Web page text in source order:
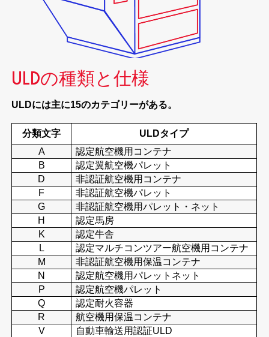
ULDの種類と仕様
ULDには主に15のカテゴリーがある。
分類文字
ULDタイプ
A
認定航空機用コンテナ
B
認定翼航空機パレット
D
非認証航空機用コンテナ
F
非認証航空機パレット
G
非認証航空機用パレット・ネット
H
認定馬房
K
認定牛舎
L
認定マルチコンツアー航空機用コンテナ
M
非認証航空機用保温コンテナ
N
認定航空機用パレットネット
P
認定航空機パレット
Q
認定耐火容器
R
航空機用保温コンテナ
V
自動車輸送用認証ULD